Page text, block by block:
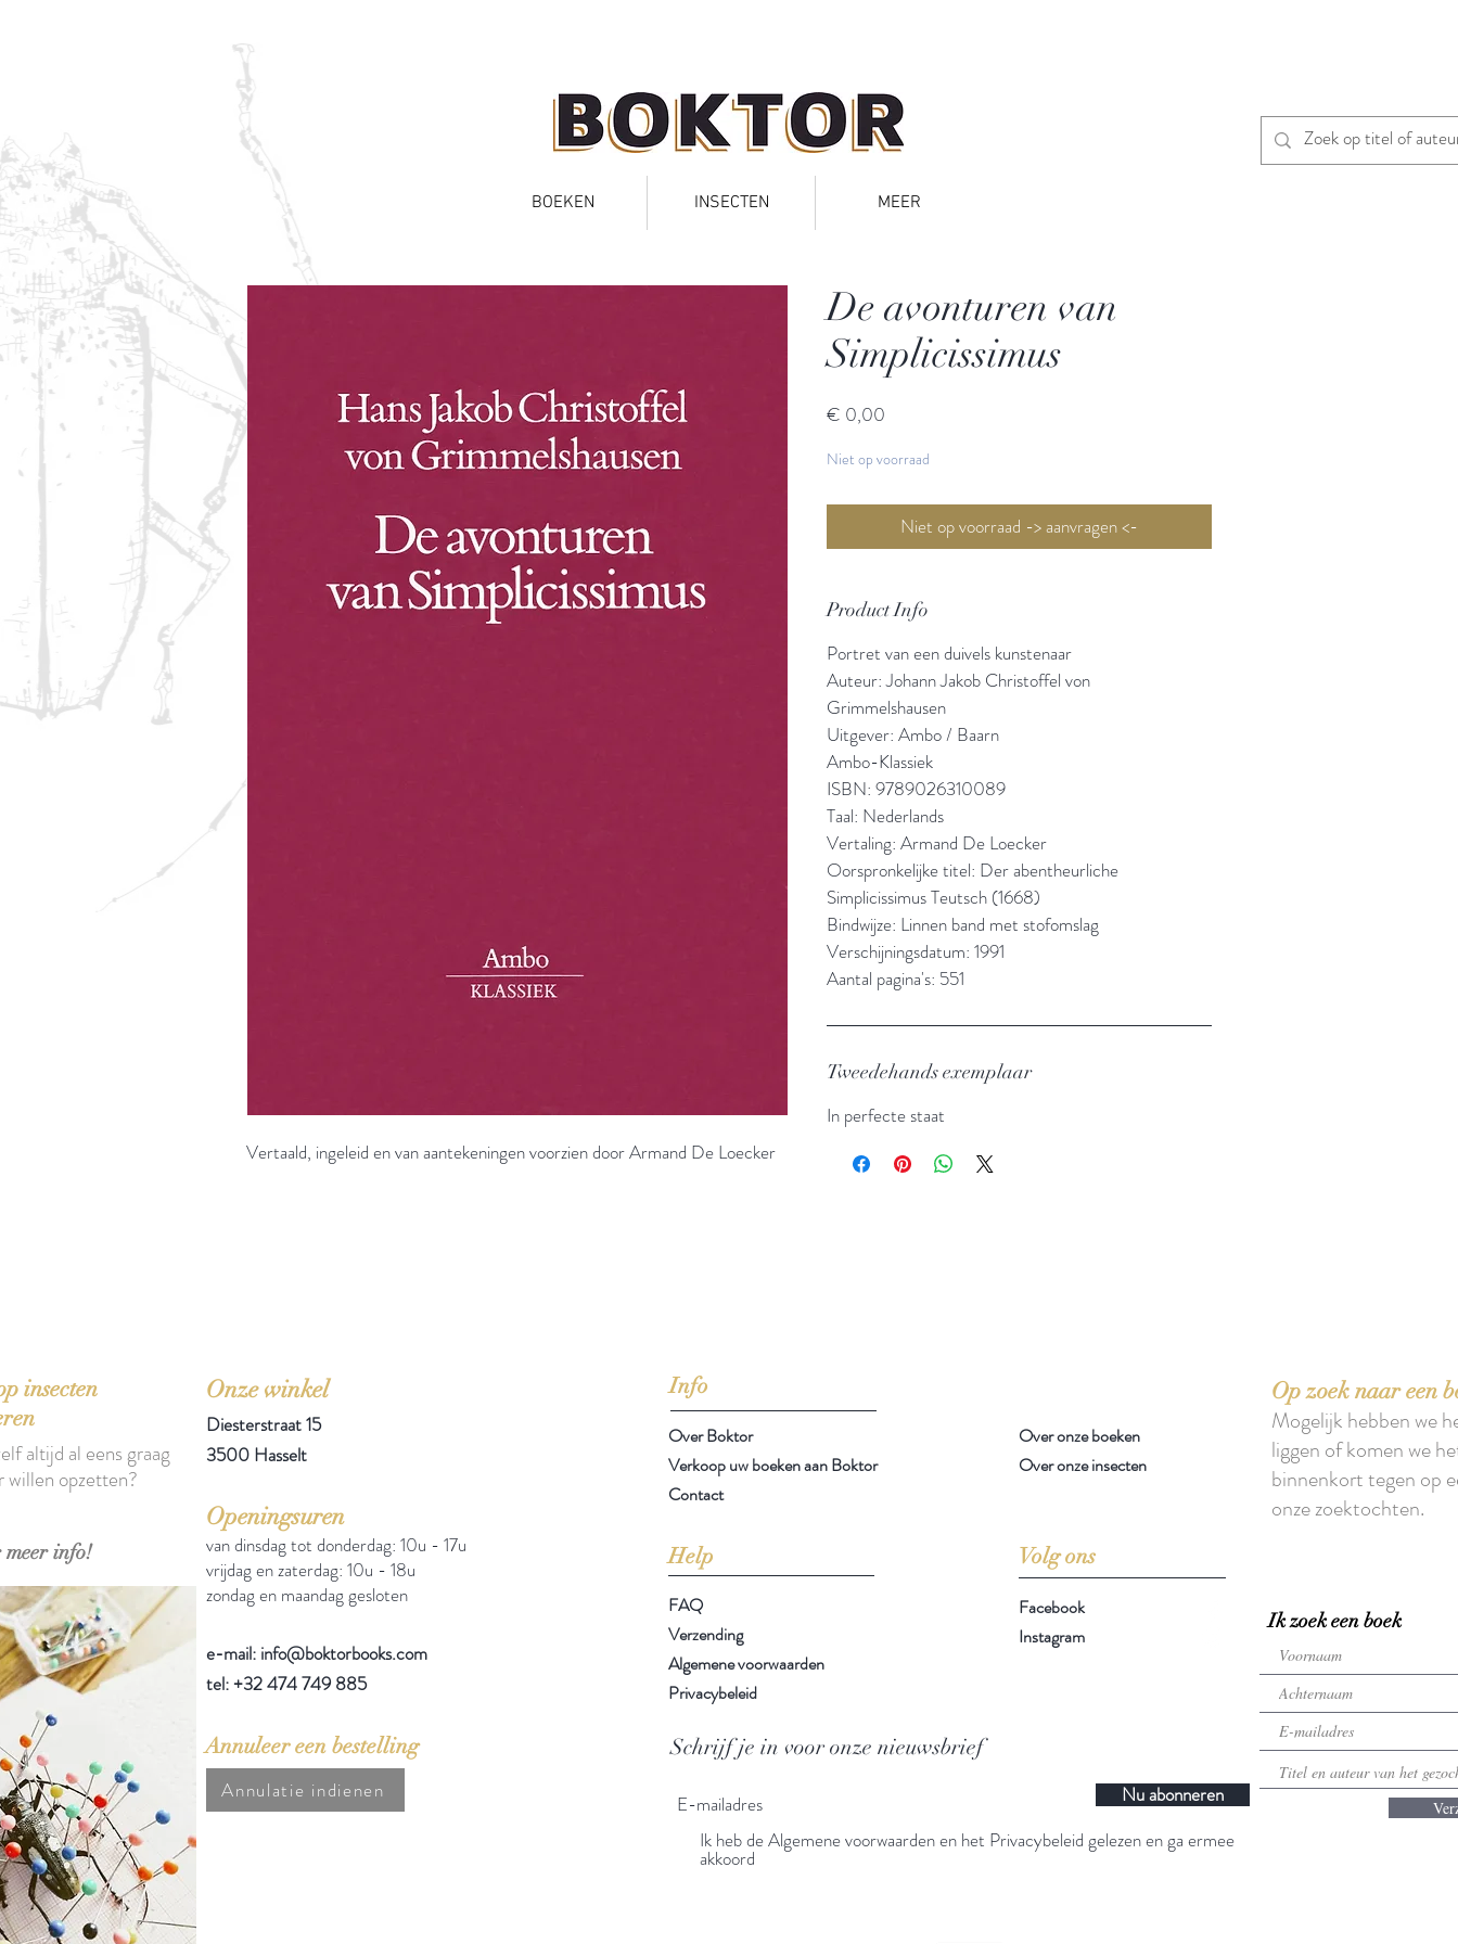
BOEKEN INSECTEN MEER
Vertaald, ingeleid en van aantekeningen voorzien door Armand De Loecker
De avonturen van
Simplicissimus
€ 0,00
Niet op voorraad
Niet op voorraad -> aanvragen <-
Product Info
Portret van een duivels kunstenaar
Auteur: Johann Jakob Christoffel von
Grimmelshausen
Uitgever: Ambo / Baarn
Ambo-Klassiek
ISBN: 9789026310089
Taal: Nederlands
Vertaling: Armand De Loecker
Oorspronkelijke titel: Der abentheurliche
Simplicissimus Teutsch (1668)
Bindwijze: Linnen band met stofomslag
Verschijningsdatum: 1991
Aantal pagina's: 551
Tweedehands exemplaar
In perfecte staat
insecten
info!
altijd al eens graag
willen opzetten?
Onze winkel
Diesterstraat 15
3500 Hasselt
Openingsuren
van dinsdag tot donderdag: 10u - 17u
vrijdag en zaterdag: 10u - 18u
zondag en maandag gesloten
e-mail: info@boktorbooks.com
tel: +32 474 749 885
Info
Over Boktor
Verkoop uw boeken aan Boktor
Contact
Help Volg ons
Op zoek naar een
Mogelijk hebben we
liggen of komen we
binnenkort tegen op
onze zoektochten.
FAQ
Verzending
Algemene voorwaarden
Privacybeleid
Facebook
Instagram
Schrijf je in voor onze nieuwsbrief
Nu abonneren
Ik heb de Algemene voorwaarden en het Privacybeleid gelezen en ga ermee
akkoord
Ik zoek een boek
Over onze boeken
Over onze insecten
Annuleer een bestelling
Annulatie indienen